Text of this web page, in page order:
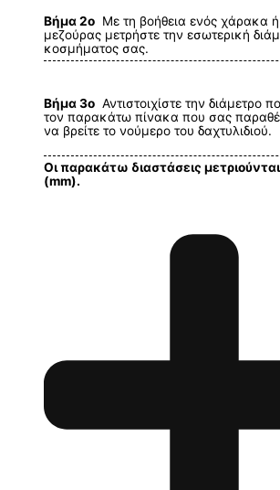
Βήμα 2ο Με τη βοήθεια ενός χάρακα ή
μεζούρας μετρήστε την εσωτερική
κοσμήματος σας.
Βήμα 3ο Αντιστοιχίστε την διάμετρο
τον παρακάτω πίνακα που σας
να βρείτε το νούμερο του δαχτυλιδιού.
Οι παρακάτω διαστάσεις μετριούνται
(mm).